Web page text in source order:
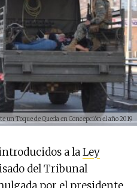
un Toque de Queda en Concepción el año 2019
a laLey
del Tribunal